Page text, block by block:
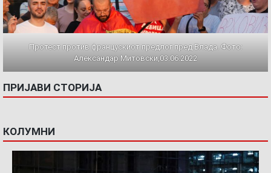
Протест против францускиот предлог пред Влада. Фото:
Александар Митовски,03.06.2022
ПРИЈАВИ СТОРИЈА
КОЛУМНИ